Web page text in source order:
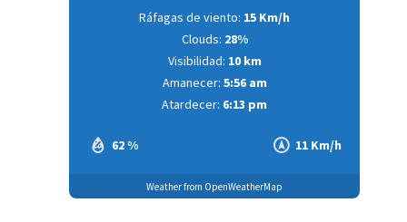
62 % 11 Km/h
Ráfagas de viento: 15 Km/h
Clouds: 28%
Visibilidad: 10 km
Amanecer: 5:56 am
Atardecer: 6:13 pm
Weather from OpenWeatherMap